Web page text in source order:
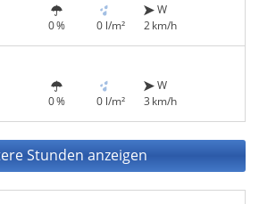
0 % 0 l/m²
W
2 km/h
0 % 0 l/m²
W
3 km/h
Stunden anzeigen